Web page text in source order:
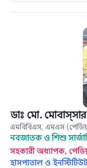
ডাঃ মো.
এমবিবিএস, এমএস
নবজাতক ও শিশু
সহকারী অধ্যাপক,
হাসপাতাল ও